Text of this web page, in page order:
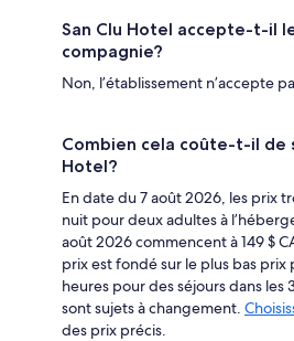
San Clu Hotel accepte-t-il
compagnie?
Non, l’établissement n’accepte
Combien cela coûte-t-il de
Hotel?
En date du 7 août 2026, les prix
nuit pour deux adultes à
août 2026 commencent à 149 $
prix est fondé sur le plus bas
heures pour des séjours dans les
sont sujets à changement.
des prix précis.